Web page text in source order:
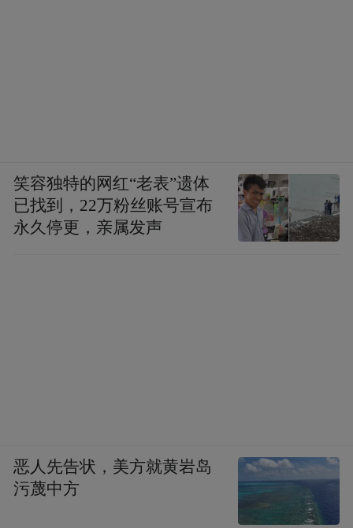
笑容独特的网红“老表”遗体
已找到，22万粉丝账号宣布
永久停更，亲属发声
恶人先告状，美方就黄岩岛
污蔑中方